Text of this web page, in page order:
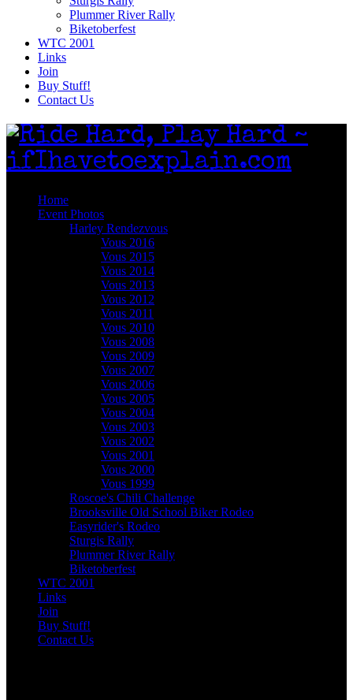
Plummer River Rally
Biketoberfest
WTC 2001
Links
Join
Buy Stuff!
Contact Us
Home
Event Photos
Harley Rendezvous
Vous 2016
Vous 2015
Vous 2014
Vous 2013
Vous 2012
Vous 2011
Vous 2010
Vous 2008
Vous 2009
Vous 2007
Vous 2006
Vous 2005
Vous 2004
Vous 2003
Vous 2002
Vous 2001
Vous 2000
Vous 1999
Roscoe's Chili Challenge
Brooksville Old School Biker Rodeo
Easyrider's Rodeo
Sturgis Rally
Plummer River Rally
Biketoberfest
WTC 2001
Links
Join
Buy Stuff!
Contact Us